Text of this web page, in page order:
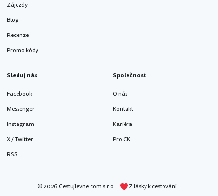
Zájezdy
Blog
Recenze
Promo kódy
Sleduj nás
Facebook
Messenger
Instagram
X / Twitter
RSS
Společnost
O nás
Kontakt
Kariéra
Pro CK
© 2026 Cestujlevne.com s.r.o.
Z lásky k cestování